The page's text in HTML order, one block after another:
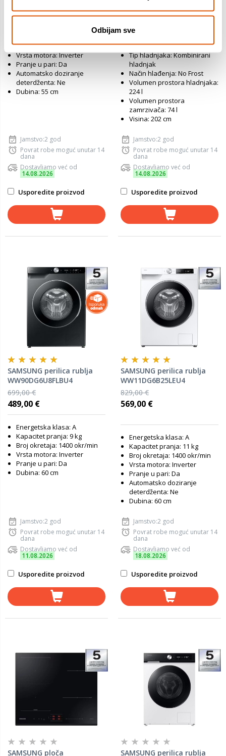
Odbijam sve
Broj okretaja: 1400 okr/min
Vrsta motora: Inverter
Pranje u pari: Da
Automatsko doziranje
deterdženta: Ne
Dubina: 55 cm
Jamstvo:2 god
Povrat robe moguć unutar 14
dana
Dostavljamo već od
14.08.2026
Usporedite proizvod
Energetska klasa: E
Ugradbeni
Tip hladnjaka: Kombinirani
hladnjak
Način hlađenja: No Frost
Volumen prostora hladnjaka:
224 l
Volumen prostora
zamrzivača: 74 l
Visina: 202 cm
Jamstvo:2 god
Povrat robe moguć unutar 14
dana
Dostavljamo već od
14.08.2026
Usporedite proizvod
SAMSUNG perilica rublja
WW90DG6U8FLBU4
699,00 €
489,00 €
Energetska klasa: A
Kapacitet pranja: 9 kg
Broj okretaja: 1400 okr/min
Vrsta motora: Inverter
Pranje u pari: Da
Dubina: 60 cm
Jamstvo:2 god
Povrat robe moguć unutar 14
dana
Dostavljamo već od
11.08.2026
Usporedite proizvod
SAMSUNG perilica rublja
WW11DG6B25LEU4
829,00 €
569,00 €
Energetska klasa: A
Kapacitet pranja: 11 kg
Broj okretaja: 1400 okr/min
Vrsta motora: Inverter
Pranje u pari: Da
Automatsko doziranje
deterdženta: Ne
Dubina: 60 cm
Jamstvo:2 god
Povrat robe moguć unutar 14
dana
Dostavljamo već od
18.08.2026
Usporedite proizvod
SAMSUNG ploča SAMSUNG perilica rublja